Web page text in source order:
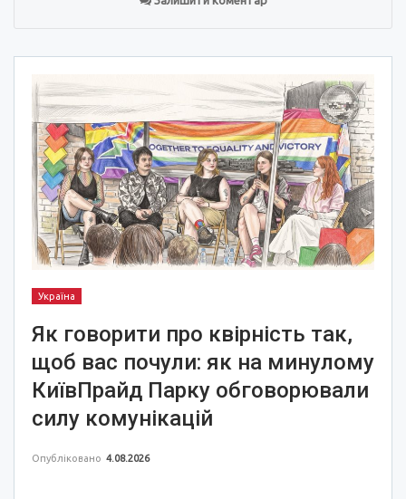
Україна
Як говорити про квірність так,
щоб вас почули: як на минулому
КиївПрайд Парку обговорювали
силу комунікацій
Опубліковано 4.08.2026